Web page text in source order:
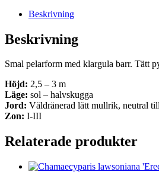
Beskrivning
Beskrivning
Smal pelarform med klargula barr. Tätt
Höjd: 2,5 – 3 m
Läge: sol – halvskugga
Jord: Väldränerad lätt mullrik, neutral
Zon: I-III
Relaterade produkter